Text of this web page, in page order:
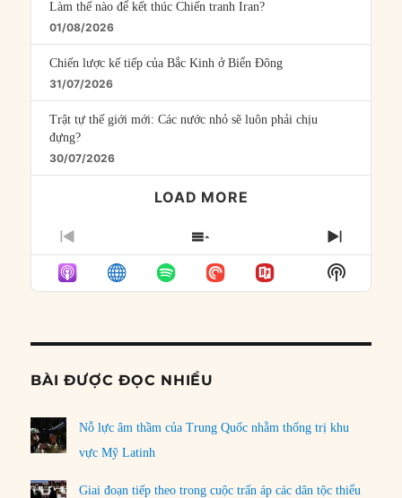
Làm thế nào để kết thúc Chiến tranh Iran?
01/08/2026
Chiến lược kế tiếp của Bắc Kinh ở Biển Đông
31/07/2026
Trật tự thế giới mới: Các nước nhỏ sẽ luôn phải chịu
đựng?
30/07/2026
LOAD MORE
PREVIOUS
EPISODE
SHOW
EPISODES
LIST
NEXT
Show
Podcast
BÀI ĐƯỢC ĐỌC NHIỀU
Nỗ lực âm thầm của Trung Quốc nhằm thống trị khu
vực Mỹ Latinh
Giai đoạn tiếp theo trong cuộc trấn áp các dân tộc thiểu